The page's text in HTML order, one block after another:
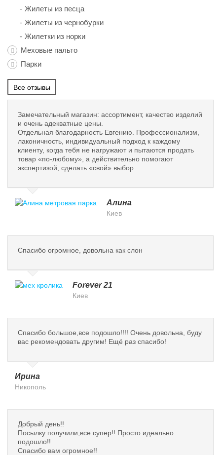
Жилеты из песца
Жилеты из чернобурки
Жилетки из норки
Меховые пальто
Парки
Все отзывы
Замечательный магазин: ассортимент, качество изделий
и очень адекватные цены.
Отдельная благодарность Евгению. Профессионализм,
лаконичность, индивидуальный подход к каждому
клиенту, когда тебя не нагружают и пытаются продать
товар «по-любому», а действительно помогают
экспертизой, сделать «свой» выбор.
Алина
Киев
Спасибо огромное, довольна как слон
Forever 21
Киев
Спасибо большое,все подошло!!!! Очень довольна, буду
вас рекомендовать другим! Ещё раз спасибо!
Ирина
Никополь
Добрый день!!
Посылку получили,все супер!! Просто идеально
подошло!!
Спасибо вам огромное!!